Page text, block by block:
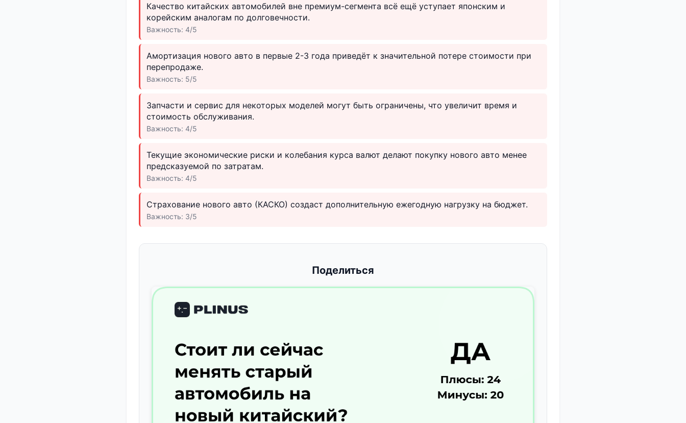
Качество китайских автомобилей вне премиум-сегмента всё ещё уступает японским и
корейским аналогам по долговечности.
Важность: 4/5
Амортизация нового авто в первые 2-3 года приведёт к значительной потере стоимости при
перепродаже.
Важность: 5/5
Запчасти и сервис для некоторых моделей могут быть ограничены, что увеличит время и
стоимость обслуживания.
Важность: 4/5
Текущие экономические риски и колебания курса валют делают покупку нового авто менее
предсказуемой по затратам.
Важность: 4/5
Страхование нового авто (КАСКО) создаст дополнительную ежегодную нагрузку на бюджет.
Важность: 3/5
Поделиться